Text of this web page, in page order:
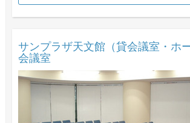
サンプラザ天文館（貸会議室・ホ
会議室